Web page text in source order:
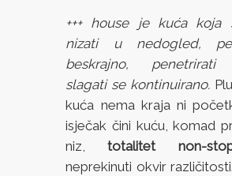
+++ house je kuća koja
nizati u nedogled,
beskrajno, penetrirati
slagati se kontinuirano.
kuća nema kraja ni
isječak čini kuću, komad
niz, totalitet non-
neprekinuti okvir